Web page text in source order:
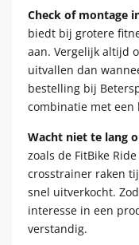
Check of montage
biedt bij grotere
aan. Vergelijk altijd
uitvallen dan
bestelling bij
combinatie met een
Wacht niet te lang
zoals de FitBike
crosstrainer raken
snel uitverkocht.
interesse in een
verstandig.